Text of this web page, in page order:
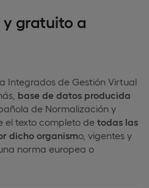
gratuito a
Integrados de Gestión Virtual
base de datos producida
de Normalización y
el texto completo de todas las
dicho organismo, vigentes y
norma europea o